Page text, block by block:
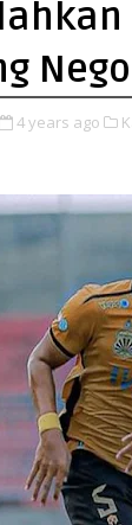
4 years ago